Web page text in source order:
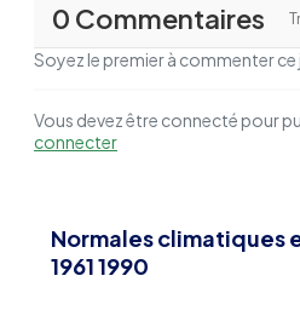
0 Commentaires
Soyez le premier à commenter ce
Vous devez être connecté pour
connecter
Normales climatiques
1961 1990